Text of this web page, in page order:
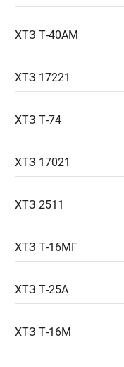
ХТЗ Т-40АМ
ХТЗ 17221
ХТЗ Т-74
ХТЗ 17021
ХТЗ 2511
ХТЗ Т-16МГ
ХТЗ Т-25А
ХТЗ Т-16М